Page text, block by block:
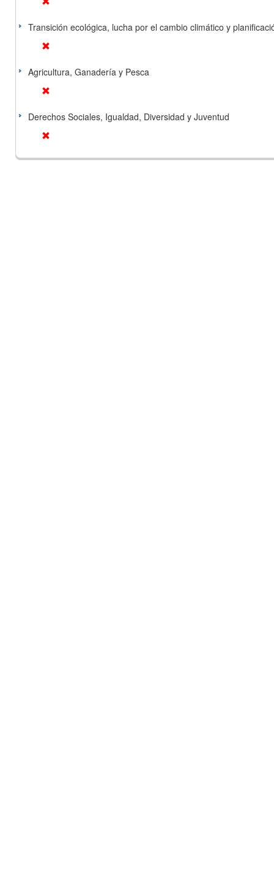
Transición ecológica, lucha por el cambio climático y
Agricultura, Ganadería y Pesca
Derechos Sociales, Igualdad, Diversidad y Juventud